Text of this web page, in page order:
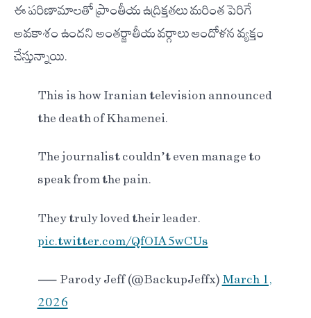
ఈ పరిణామాలతో ప్రాంతీయ ఉద్రిక్తతలు మరింత పెరిగే
అవకాశం ఉందని అంతర్జాతీయ వర్గాలు ఆందోళన వ్యక్తం
చేస్తున్నాయి.
This is how Iranian television announced
the death of Khamenei.
The journalist couldn’t even manage to
speak from the pain.
They truly loved their leader.
pic.twitter.com/QfOIA5wCUs
— Parody Jeff (@BackupJeffx) March 1,
2026